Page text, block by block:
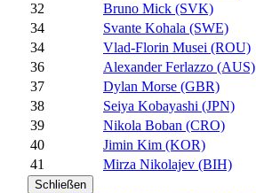
32
Bruno Mick (SVK)
34
Svante Kohala (SWE)
34
Vlad-Florin Musei (ROU)
36
Alexander Ferlazzo (AUS)
37
Dylan Morse (GBR)
38
Seiya Kobayashi (JPN)
39
Nikola Boban (CRO)
40
Jimin Kim (KOR)
41
Mirza Nikolajev (BIH)
Schließen